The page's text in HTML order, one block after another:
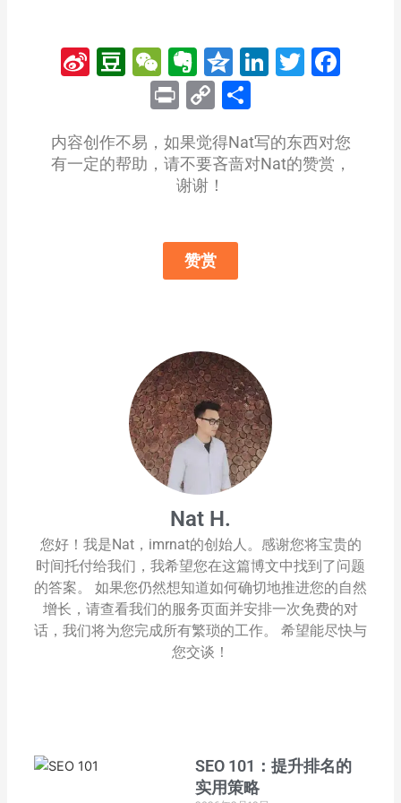
Sina
Weibo
Douban
WeChat
Evernote
Qzone
LinkedIn
Twitter
PrintCopy
内容创作不易，如果觉得Nat写的东西对您
有一定的帮助，请不要吝啬对Nat的赞赏，
谢谢！
赞赏
Nat H.
您好！我是Nat，imrnat的创始人。感谢您将宝贵的
时间托付给我们，我希望您在这篇博文中找到了问题
的答案。 如果您仍然想知道如何确切地推进您的自然
增长，请查看我们的服务页面并安排一次免费的对
话，我们将为您完成所有繁琐的工作。 希望能尽快与
您交谈！
SEO 101：提升排名的
实用策略